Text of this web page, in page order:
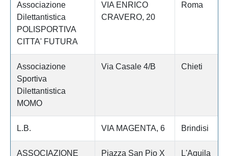
Associazione
Dilettantistica
POLISPORTIVA
CITTA' FUTURA
VIA ENRICO
CRAVERO, 20
Roma
Associazione
Sportiva
Dilettantistica
MOMO
Via Casale 4/B Chieti
L.B. VIA MAGENTA, 6 Brindisi
ASSOCIAZIONE
Piazza San Pio X L'Aquila